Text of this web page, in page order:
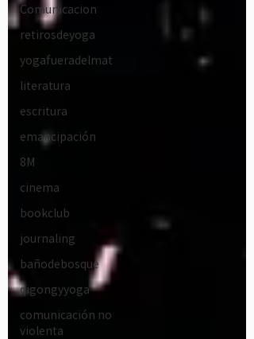
Comunicacion
retirosdeyoga
yogafueradelmat
literatura
escritura
emancipación
8M
cinema
bookclub
journaling
bañodebosque
qigongyyoga
comunicación no
violenta